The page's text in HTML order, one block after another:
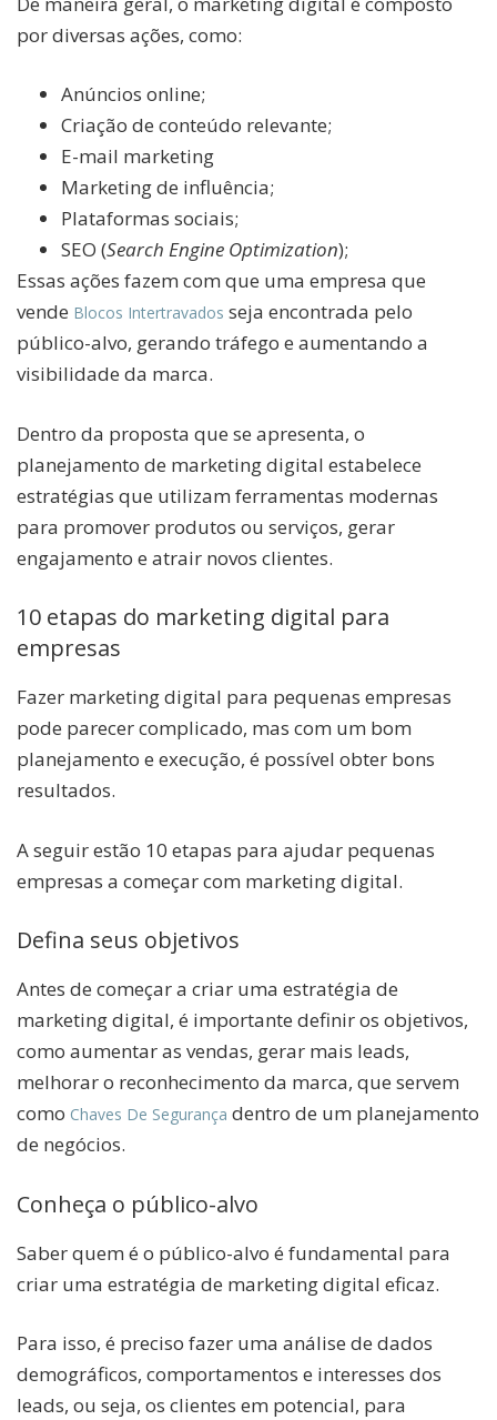
por diversas ações, como:
Anúncios online;
Criação de conteúdo relevante;
E-mail marketing
Marketing de influência;
Plataformas sociais;
SEO (Search Engine Optimization);
Essas ações fazem com que uma empresa que
vende Blocos Intertravados seja encontrada pelo
público-alvo, gerando tráfego e aumentando a
visibilidade da marca.
Dentro da proposta que se apresenta, o
planejamento de marketing digital estabelece
estratégias que utilizam ferramentas modernas
para promover produtos ou serviços, gerar
engajamento e atrair novos clientes.
10 etapas do marketing digital para
empresas
Fazer marketing digital para pequenas empresas
pode parecer complicado, mas com um bom
planejamento e execução, é possível obter bons
resultados.
A seguir estão 10 etapas para ajudar pequenas
empresas a começar com marketing digital.
Defina seus objetivos
Antes de começar a criar uma estratégia de
marketing digital, é importante definir os objetivos,
como aumentar as vendas, gerar mais leads,
melhorar o reconhecimento da marca, que servem
como Chaves De Segurança dentro de um planejamento
de negócios.
Conheça o público-alvo
Saber quem é o público-alvo é fundamental para
criar uma estratégia de marketing digital eficaz.
Para isso, é preciso fazer uma análise de dados
demográficos, comportamentos e interesses dos
leads, ou seja, os clientes em potencial, para